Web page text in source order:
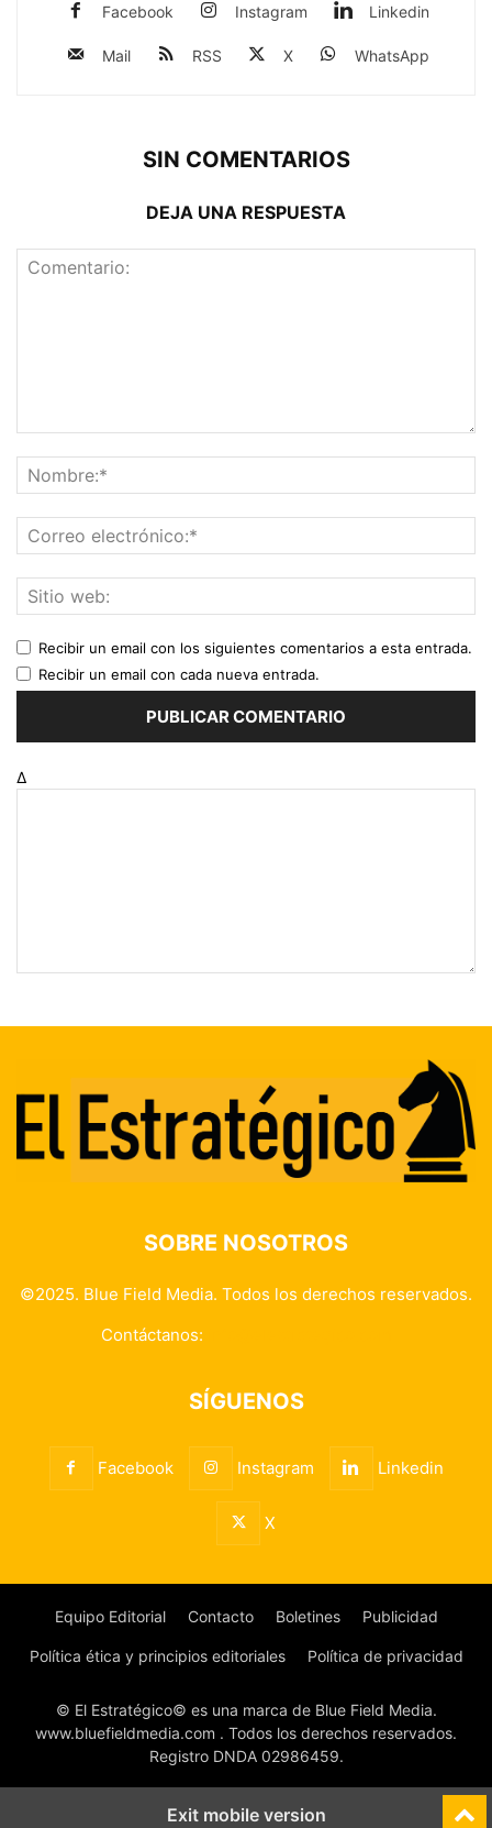
Facebook Instagram Linkedin
Mail RSS X WhatsApp
SIN COMENTARIOS
DEJA UNA RESPUESTA
Recibir un email con los siguientes comentarios a esta entrada.
Recibir un email con cada nueva entrada.
Δ
SOBRE NOSOTROS
©2025. Blue Field Media. Todos los derechos reservados.
Contáctanos:
SÍGUENOS
Facebook Instagram Linkedin
X
Equipo Editorial Contacto Boletines Publicidad
Política ética y principios editoriales Política de privacidad
© El Estratégico© es una marca de Blue Field Media.
www.bluefieldmedia.com . Todos los derechos reservados.
Registro DNDA 02986459.
Exit mobile version